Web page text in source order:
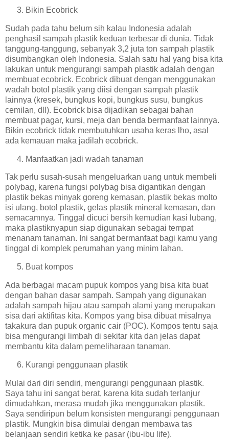
Bikin Ecobrick
Sudah pada tahu belum sih kalau Indonesia adalah
penghasil sampah plastik keduan terbesar di dunia. Tidak
tanggung-tanggung, sebanyak 3,2 juta ton sampah plastik
disumbangkan oleh Indonesia. Salah satu hal yang bisa kita
lakukan untuk mengurangi sampah plastik adalah dengan
membuat ecobrick. Ecobrick dibuat dengan menggunakan
wadah botol plastik yang diisi dengan sampah plastik
lainnya (kresek, bungkus kopi, bungkus susu, bungkus
cemilan, dll). Ecobrick bisa dijadikan sebagai bahan
membuat pagar, kursi, meja dan benda bermanfaat lainnya.
Bikin ecobrick tidak membutuhkan usaha keras lho, asal
ada kemauan maka jadilah ecobrick.
Manfaatkan jadi wadah tanaman
Tak perlu susah-susah mengeluarkan uang untuk membeli
polybag, karena fungsi polybag bisa digantikan dengan
plastik bekas minyak goreng kemasan, plastik bekas molto
isi ulang, botol plastik, gelas plastik mineral kemasan, dan
semacamnya. Tinggal dicuci bersih kemudian kasi lubang,
maka plastiknyapun siap digunakan sebagai tempat
menanam tanaman. Ini sangat bermanfaat bagi kamu yang
tinggal di komplek perumahan yang minim lahan.
Buat kompos
Ada berbagai macam pupuk kompos yang bisa kita buat
dengan bahan dasar sampah. Sampah yang digunakan
adalah sampah hijau atau sampah alami yang merupakan
sisa dari aktifitas kita. Kompos yang bisa dibuat misalnya
takakura dan pupuk organic cair (POC). Kompos tentu saja
bisa mengurangi limbah di sekitar kita dan jelas dapat
membantu kita dalam pemeliharaan tanaman.
Kurangi penggunaan plastik
Mulai dari diri sendiri, mengurangi penggunaan plastik.
Saya tahu ini sangat berat, karena kita sudah terlanjur
dimudahkan, merasa mudah jika menggunakan plastik.
Saya sendiripun belum konsisten mengurangi penggunaan
plastik. Mungkin bisa dimulai dengan membawa tas
belanjaan sendiri ketika ke pasar (ibu-ibu life).